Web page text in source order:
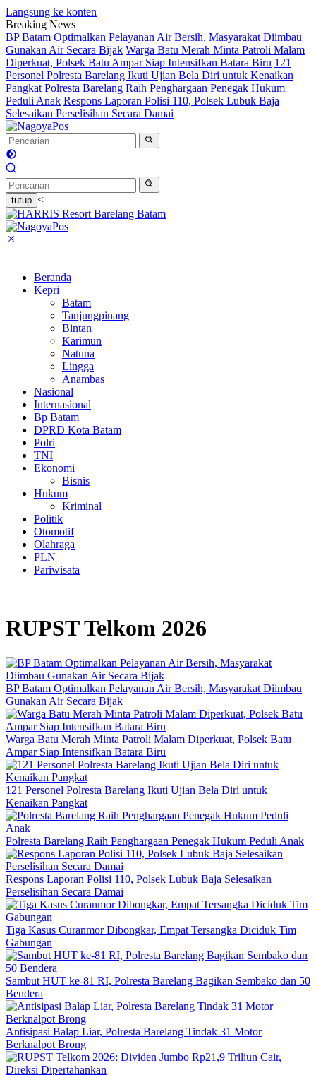
Langsung ke konten
Breaking News
BP Batam Optimalkan Pelayanan Air Bersih, Masyarakat Diimbau
Gunakan Air Secara Bijak Warga Batu Merah Minta Patroli Malam
Diperkuat, Polsek Batu Ampar Siap Intensifkan Batara Biru 121
Personel Polresta Barelang Ikuti Ujian Bela Diri untuk Kenaikan
Pangkat Polresta Barelang Raih Penghargaan Penegak Hukum
Peduli Anak Respons Laporan Polisi 110, Polsek Lubuk Baja
Selesaikan Perselisihan Secara Damai
tutup <
Beranda
Kepri
Batam
Tanjungpinang
Bintan
Karimun
Natuna
Lingga
Anambas
Nasional
Internasional
Bp Batam
DPRD Kota Batam
Polri
TNI
Ekonomi
Bisnis
Hukum
Kriminal
Politik
Otomotif
Olahraga
PLN
Pariwisata
RUPST Telkom 2026
BP Batam Optimalkan Pelayanan Air Bersih, Masyarakat Diimbau
Gunakan Air Secara Bijak
Warga Batu Merah Minta Patroli Malam Diperkuat, Polsek Batu
Ampar Siap Intensifkan Batara Biru
121 Personel Polresta Barelang Ikuti Ujian Bela Diri untuk
Kenaikan Pangkat
Polresta Barelang Raih Penghargaan Penegak Hukum Peduli Anak
Respons Laporan Polisi 110, Polsek Lubuk Baja Selesaikan
Perselisihan Secara Damai
Tiga Kasus Curanmor Dibongkar, Empat Tersangka Diciduk Tim
Gabungan
Sambut HUT ke-81 RI, Polresta Barelang Bagikan Sembako dan 50
Bendera
Antisipasi Balap Liar, Polresta Barelang Tindak 31 Motor
Berknalpot Brong